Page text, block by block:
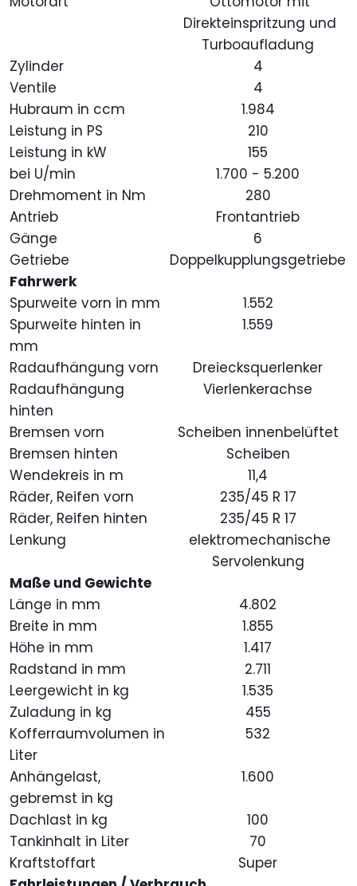
Direkteinspritzung und
Turboaufladung
Zylinder
4
Ventile
4
Hubraum in ccm
1.984
Leistung in PS
210
Leistung in kW
155
bei U/min
1.700 - 5.200
Drehmoment in Nm
280
Antrieb
Frontantrieb
Gänge
6
Getriebe
Doppelkupplungsgetriebe
Fahrwerk
Spurweite vorn in mm
1.552
Spurweite hinten in
mm
1.559
Radaufhängung vorn
Dreiecksquerlenker
Radaufhängung
hinten
Vierlenkerachse
Bremsen vorn
Scheiben innenbelüftet
Bremsen hinten
Scheiben
Wendekreis in m
11,4
Räder, Reifen vorn
235/45 R 17
Räder, Reifen hinten
235/45 R 17
Lenkung
elektromechanische
Servolenkung
Maße und Gewichte
Länge in mm
4.802
Breite in mm
1.855
Höhe in mm
1.417
Radstand in mm
2.711
Leergewicht in kg
1.535
Zuladung in kg
455
Kofferraumvolumen in
Liter
532
Anhängelast,
gebremst in kg
1.600
Dachlast in kg
100
Tankinhalt in Liter
70
Kraftstoffart
Super